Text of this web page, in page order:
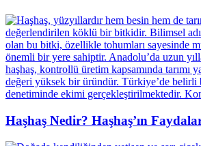
Haşhaş Nedir? Haşhaş’ın